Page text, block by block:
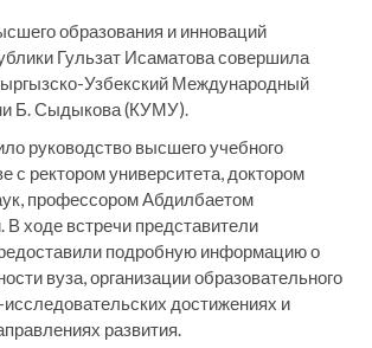
образования и инноваций
Гульзат Исаматова совершила
Узбекский Международный
Б. Сыдыкова (КУМУ).
руководство высшего учебного
с ректором университета, доктором
профессором Абдилбаетом
ходе встречи представители
подробную информацию о
вуза, организации образовательного
достижениях и
развития.